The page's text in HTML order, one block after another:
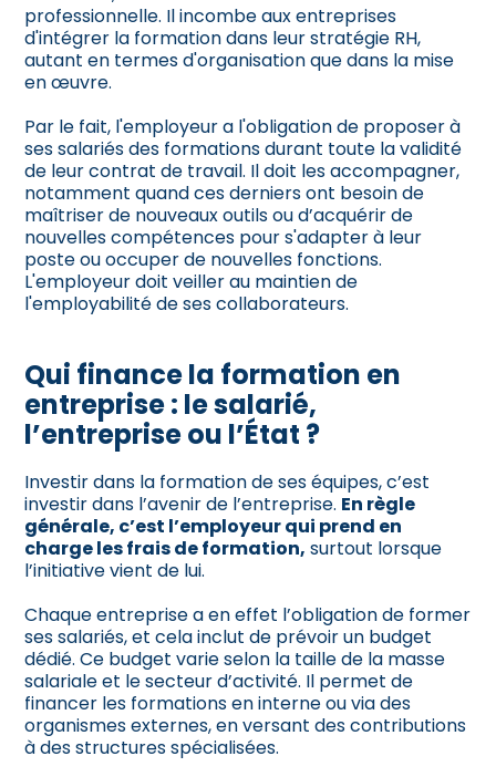
professionnelle. Il incombe aux entreprises
d'intégrer la formation dans leur stratégie RH,
autant en termes d'organisation que dans la mise
en œuvre.
Par le fait, l'employeur a l'obligation de proposer à
ses salariés des formations durant toute la validité
de leur contrat de travail. Il doit les accompagner,
notamment quand ces derniers ont besoin de
maîtriser de nouveaux outils ou d’acquérir de
nouvelles compétences pour s'adapter à leur
poste ou occuper de nouvelles fonctions.
L'employeur doit veiller au maintien de
l'employabilité de ses collaborateurs.
Qui finance la formation en
entreprise : le salarié,
l’entreprise ou l’État ?
Investir dans la formation de ses équipes, c’est
investir dans l’avenir de l’entreprise. En règle
générale, c’est l’employeur qui prend en
charge les frais de formation, surtout lorsque
l’initiative vient de lui.
Chaque entreprise a en effet l’obligation de former
ses salariés, et cela inclut de prévoir un budget
dédié. Ce budget varie selon la taille de la masse
salariale et le secteur d’activité. Il permet de
financer les formations en interne ou via des
organismes externes, en versant des contributions
à des structures spécialisées.